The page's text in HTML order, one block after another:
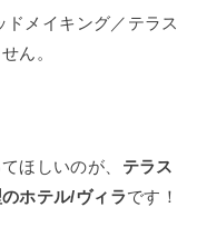
メイキング／テラス
ん。
ほしいのが、 テラス
ホテル/ヴィラです！